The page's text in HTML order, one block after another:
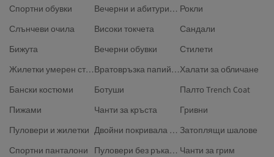
Спортни обувки
Вечерни и абитуриентски рокли Рокли
Слънчеви очила
Високи токчета
Сандали
Бижута
Вечерни обувки
Стилети
Жилетки умерен стил
Вратовръзка папийонкаХалати за обличане
Бански костюми
Ботуши
Палто Trench Coat
Пижами
Чанти за кръста
Гривни
Пуловери и жилетки
Двойни покривала за завивки Затоплящи шалове
Спортни панталони
Пуловери без ръкави размер Плюс Чанти за грим